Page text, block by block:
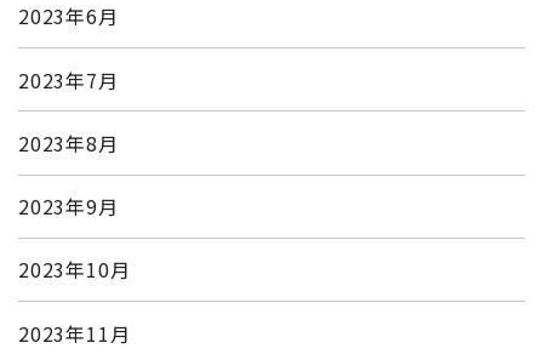
2023年6月
2023年7月
2023年8月
2023年9月
2023年10月
2023年11月